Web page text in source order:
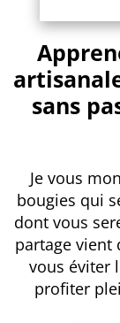
sans
Je vous
bougies qui
dont vous
partage vient
vous éviter
profiter